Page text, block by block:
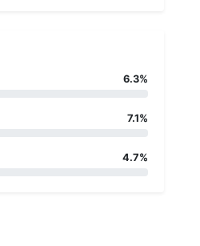
6.3%
7.1%
4.7%